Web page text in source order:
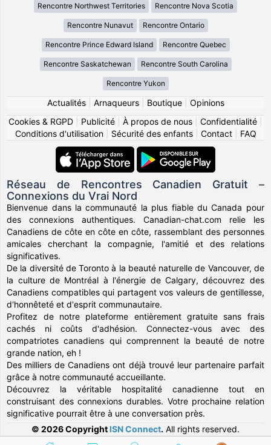
Rencontre Northwest Territories Rencontre Nova Scotia
Rencontre Nunavut Rencontre Ontario
Rencontre Prince Edward Island Rencontre Quebec
Rencontre Saskatchewan Rencontre South Carolina
Rencontre Yukon
Actualités| Arnaqueurs| Boutique| Opinions
Cookies & RGPD
Publicité À propos de nous Confidentialité
Conditions d'utilisation| Sécurité des enfants| Contact| FAQ
Réseau de Rencontres Canadien Gratuit –
Connexions du Vrai Nord
Bienvenue dans la communauté la plus fiable du Canada pour
des connexions authentiques. Canadian-chat.com relie les
Canadiens de côte en côte en côte, rassemblant des personnes
amicales cherchant la compagnie, l'amitié et des relations
significatives.
De la diversité de Toronto à la beauté naturelle de Vancouver, de
la culture de Montréal à l'énergie de Calgary, découvrez des
Canadiens compatibles qui partagent vos valeurs de gentillesse,
d'honnêteté et d'esprit communautaire.
Profitez de notre plateforme entièrement gratuite sans frais
cachés ni coûts d'adhésion. Connectez-vous avec des
compatriotes canadiens qui comprennent la beauté de notre
grande nation, eh !
Des milliers de Canadiens ont déjà trouvé leur partenaire parfait
grâce à notre communauté accueillante.
Découvrez la véritable hospitalité canadienne tout en
construisant des connexions durables. Votre prochaine relation
significative pourrait être à une conversation près.
© 2026 Copyright ISN Connect. All rights reserved.